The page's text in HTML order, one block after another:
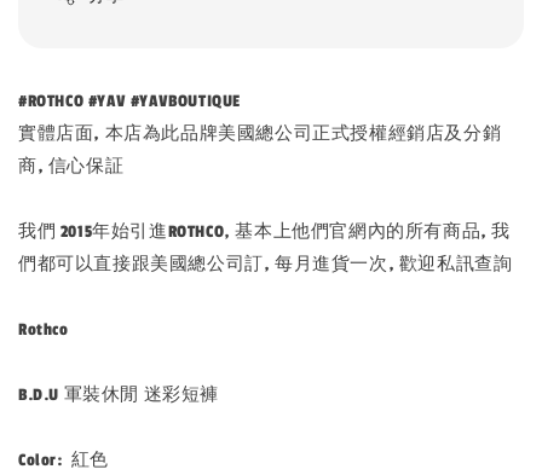
#ROTHCO #YAV #YAVBOUTIQUE
實體店面, 本店為此品牌美國總公司正式授權經銷店及分銷
商, 信心保証
我們 2015年始引進ROTHCO, 基本上他們官網內的所有商品, 我
們都可以直接跟美國總公司訂, 每月進貨一次, 歡迎私訊查詢
Rothco
B.D.U 軍裝休閒 迷彩短褲
Color: 紅色